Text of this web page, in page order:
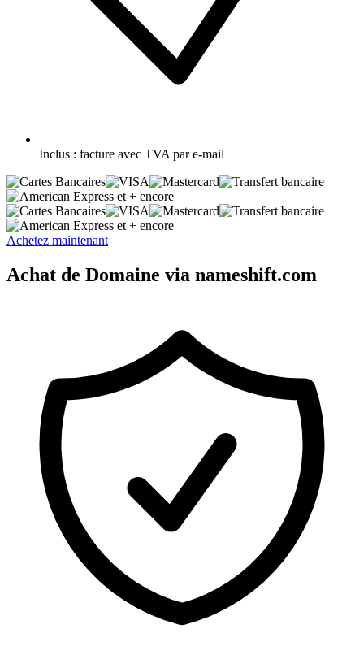
Inclus : facture avec TVA par e-mail
et + encore
et + encore
Achetez maintenant
Achat de Domaine via nameshift.com